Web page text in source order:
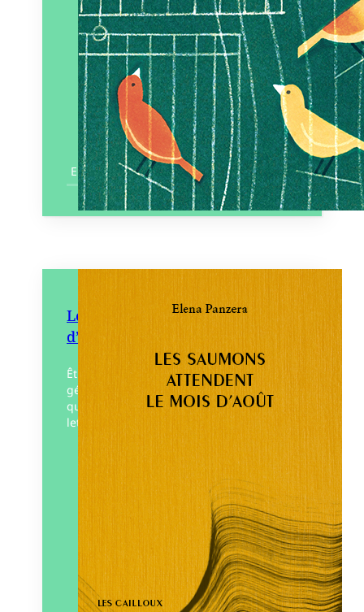
En savoir plus
Les Saumons attendent le mois
d’août
Être jumeaux est une histoire de
génétique, mais c’est aussi la perception
que les autres ont de nous. Dans cette
lettre qui court le long d’un été –…
Éditeur : Les Cailloux
Paru le06/11/2025